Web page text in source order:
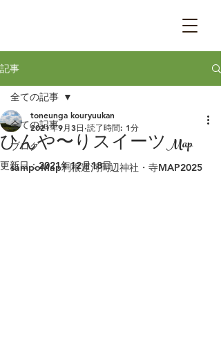
記事
全ての記事
ブログ
sampoMap利根運河周辺神社・寺MAP2025
全ての記事
ひんや〜りスイーツMap
toneunga kouryuukan
2021年9月3日 読了時間: 1分
更新日：2021年12月18日